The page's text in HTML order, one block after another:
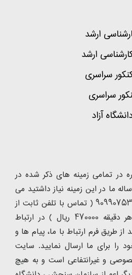
ارشد
ارشد
سراسری
سراسری
آزاد
در تمامی زمینه های ذکر شده در
ما در این زمینه نیاز داشتید می
توانید با شماره تلفن 9099075305 ( تماس با تلفن ثابت از
سراسر کشور و به ازای هر دقیقه 470000 ریال ) در ارتباط
طریق فرم ارتباط با ما، پیام ها و
را برای ما ارسال نمایید. سایت
و غیرانتفاعی است و به هیچ